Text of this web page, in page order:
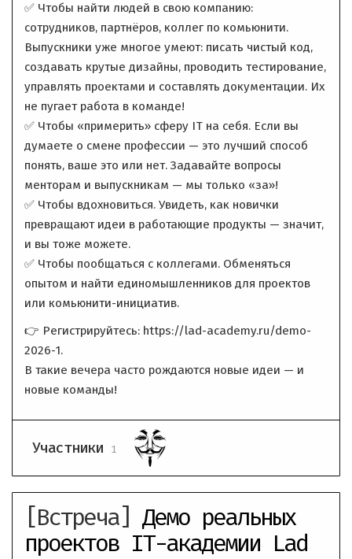
✅ Чтобы найти людей в свою компанию:
сотрудников, партнёров, коллег по комьюнити.
Выпускники уже многое умеют: писать чистый код,
создавать крутые дизайны, проводить тестирование,
управлять проектами и составлять документации. Их
не пугает работа в команде!
✅ Чтобы «примерить» сферу IT на себя. Если вы
думаете о смене профессии — это лучший способ
понять, ваше это или нет. Задавайте вопросы
менторам и выпускникам — мы только «за»!
✅ Чтобы вдохновиться. Увидеть, как новички
превращают идеи в работающие продукты — значит,
и вы тоже можете.
✅ Чтобы пообщаться с коллегами. Обменяться
опытом и найти единомышленников для проектов
или комьюнити-инициатив.
👉 Регистрируйтесь: https://lad-academy.ru/demo-
2026-1.
В такие вечера часто рождаются новые идеи — и
новые команды!
Участники 1
[Встреча]
Демо реальных
проектов IT-академии Lad